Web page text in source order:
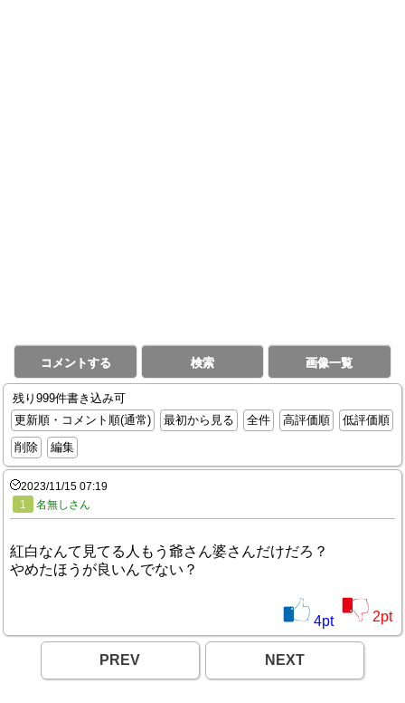
コメントする 検索 画像一覧
残り999件書き込み可
更新順・コメント順(通常)
最初から見る 全件 高評価順
低評価順
削除
編集
2023/11/15 07:19
1
名無しさん
紅白なんて見てる人もう爺さん婆さんだけだろ？
やめたほうが良いんでない？
4pt 2pt
PREV NEXT